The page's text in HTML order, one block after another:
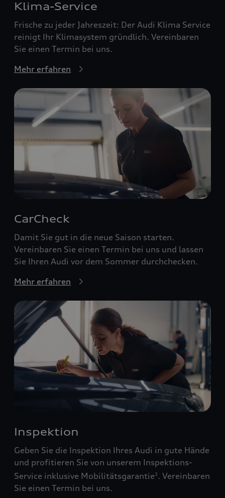
Klima-Service
Frische zu jeder Jahreszeit: Der Audi Klima Service
reinigt Ihr Klimasystem gründlich. Vereinbaren
Sie einen Termin bei uns.
Mehr erfahren
CarCheck
Damit Sie gut in die neue Saison starten.
Vereinbaren Sie einen Termin bei uns und lassen
Sie Ihren Audi vor dem Sommer durchchecken.
Mehr erfahren
Inspektion
Geben Sie die Inspektion Ihres Audi in gute Hände
und profitieren Sie von unserem Inspektions-
Service inklusive Mobilitätsgarantie3 . Vereinbaren
Sie einen Termin bei uns.